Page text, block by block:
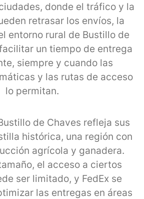
donde el tráfico y la
retrasar los envíos, la
entorno rural de Bustillo de
un tiempo de entrega
siempre y cuando las
y las rutas de acceso
lo permitan.
de Chaves refleja sus
histórica, una región con
agrícola y ganadera.
el acceso a ciertos
ser limitado, y FedEx se
las entregas en áreas